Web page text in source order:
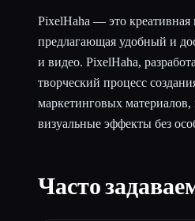
PixelHaha — это креативная
предлагающая удобный и
и видео. PixelHaha,
творческий процесс
маркетинговых
визуальные эффекты без
Часто